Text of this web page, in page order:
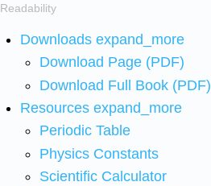
Readability
Downloads expand_more
Download Page (PDF)
Download Full Book (PDF)
Resources expand_more
Periodic Table
Physics Constants
Scientific Calculator